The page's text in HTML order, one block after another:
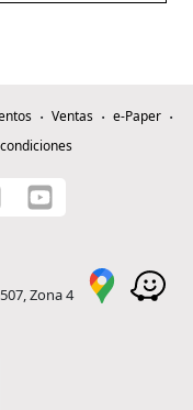
Ventas
e-Paper
Zona 4